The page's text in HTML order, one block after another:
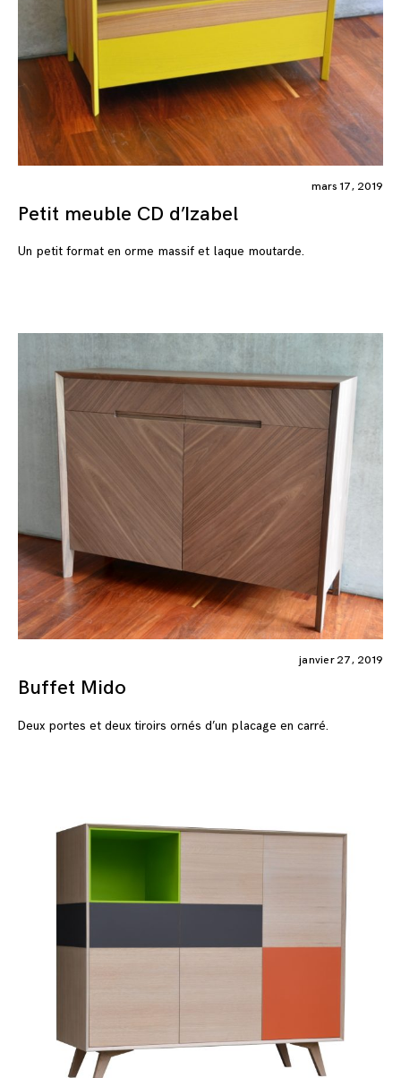
mars 17, 2019
Petit meuble CD d’Izabel
Un petit format en orme massif et laque moutarde.
janvier 27, 2019
Buffet Mido
Deux portes et deux tiroirs ornés d’un placage en carré.